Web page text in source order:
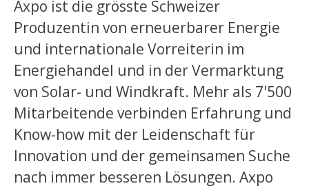
Axpo ist die grösste Schweizer
Produzentin von erneuerbarer Energie
und internationale Vorreiterin im
Energiehandel und in der Vermarktung
von Solar- und Windkraft. Mehr als 7'500
Mitarbeitende verbinden Erfahrung und
Know-how mit der Leidenschaft für
Innovation und der gemeinsamen Suche
nach immer besseren Lösungen. Axpo